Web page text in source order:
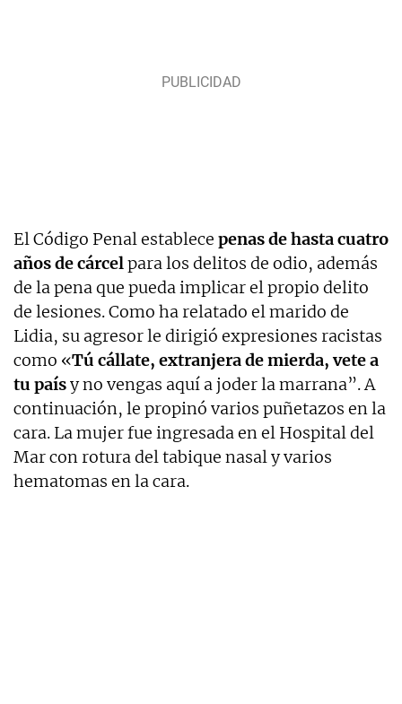
El Código Penal establece penas de hasta cuatro
años de cárcelpara los delitos de odio, además
de la pena que pueda implicar el propio delito
de lesiones. Como ha relatado el marido de
Lidia, su agresor le dirigió expresiones racistas
como «Tú cállate, extranjera de mierda, vete a
tu paísy no vengas aquí a joder la marrana”. A
continuación, le propinó varios puñetazos en la
cara. La mujer fue ingresada en el Hospital del
Mar con rotura del tabique nasal y varios
hematomas en la cara.